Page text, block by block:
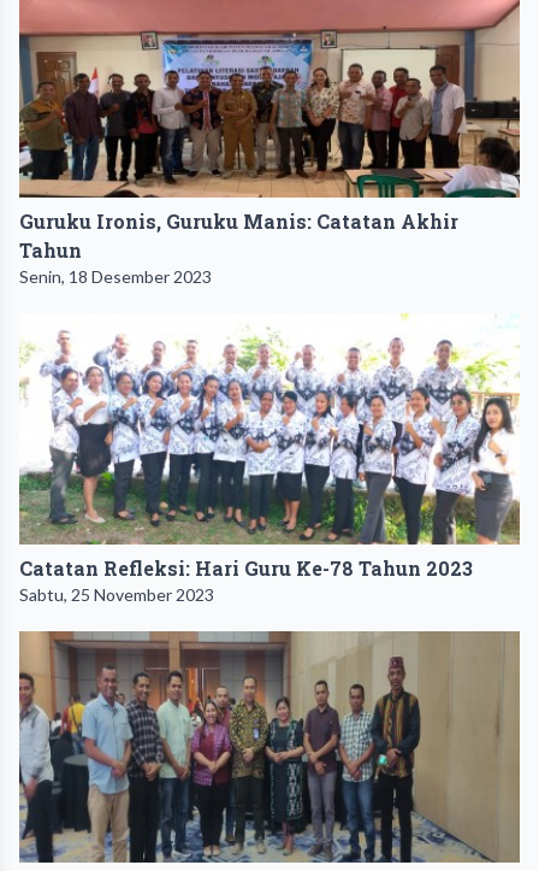
Guruku Ironis, Guruku Manis: Catatan Akhir
Tahun
Senin, 18 Desember 2023
Catatan Refleksi: Hari Guru Ke-78 Tahun 2023
Sabtu, 25 November 2023